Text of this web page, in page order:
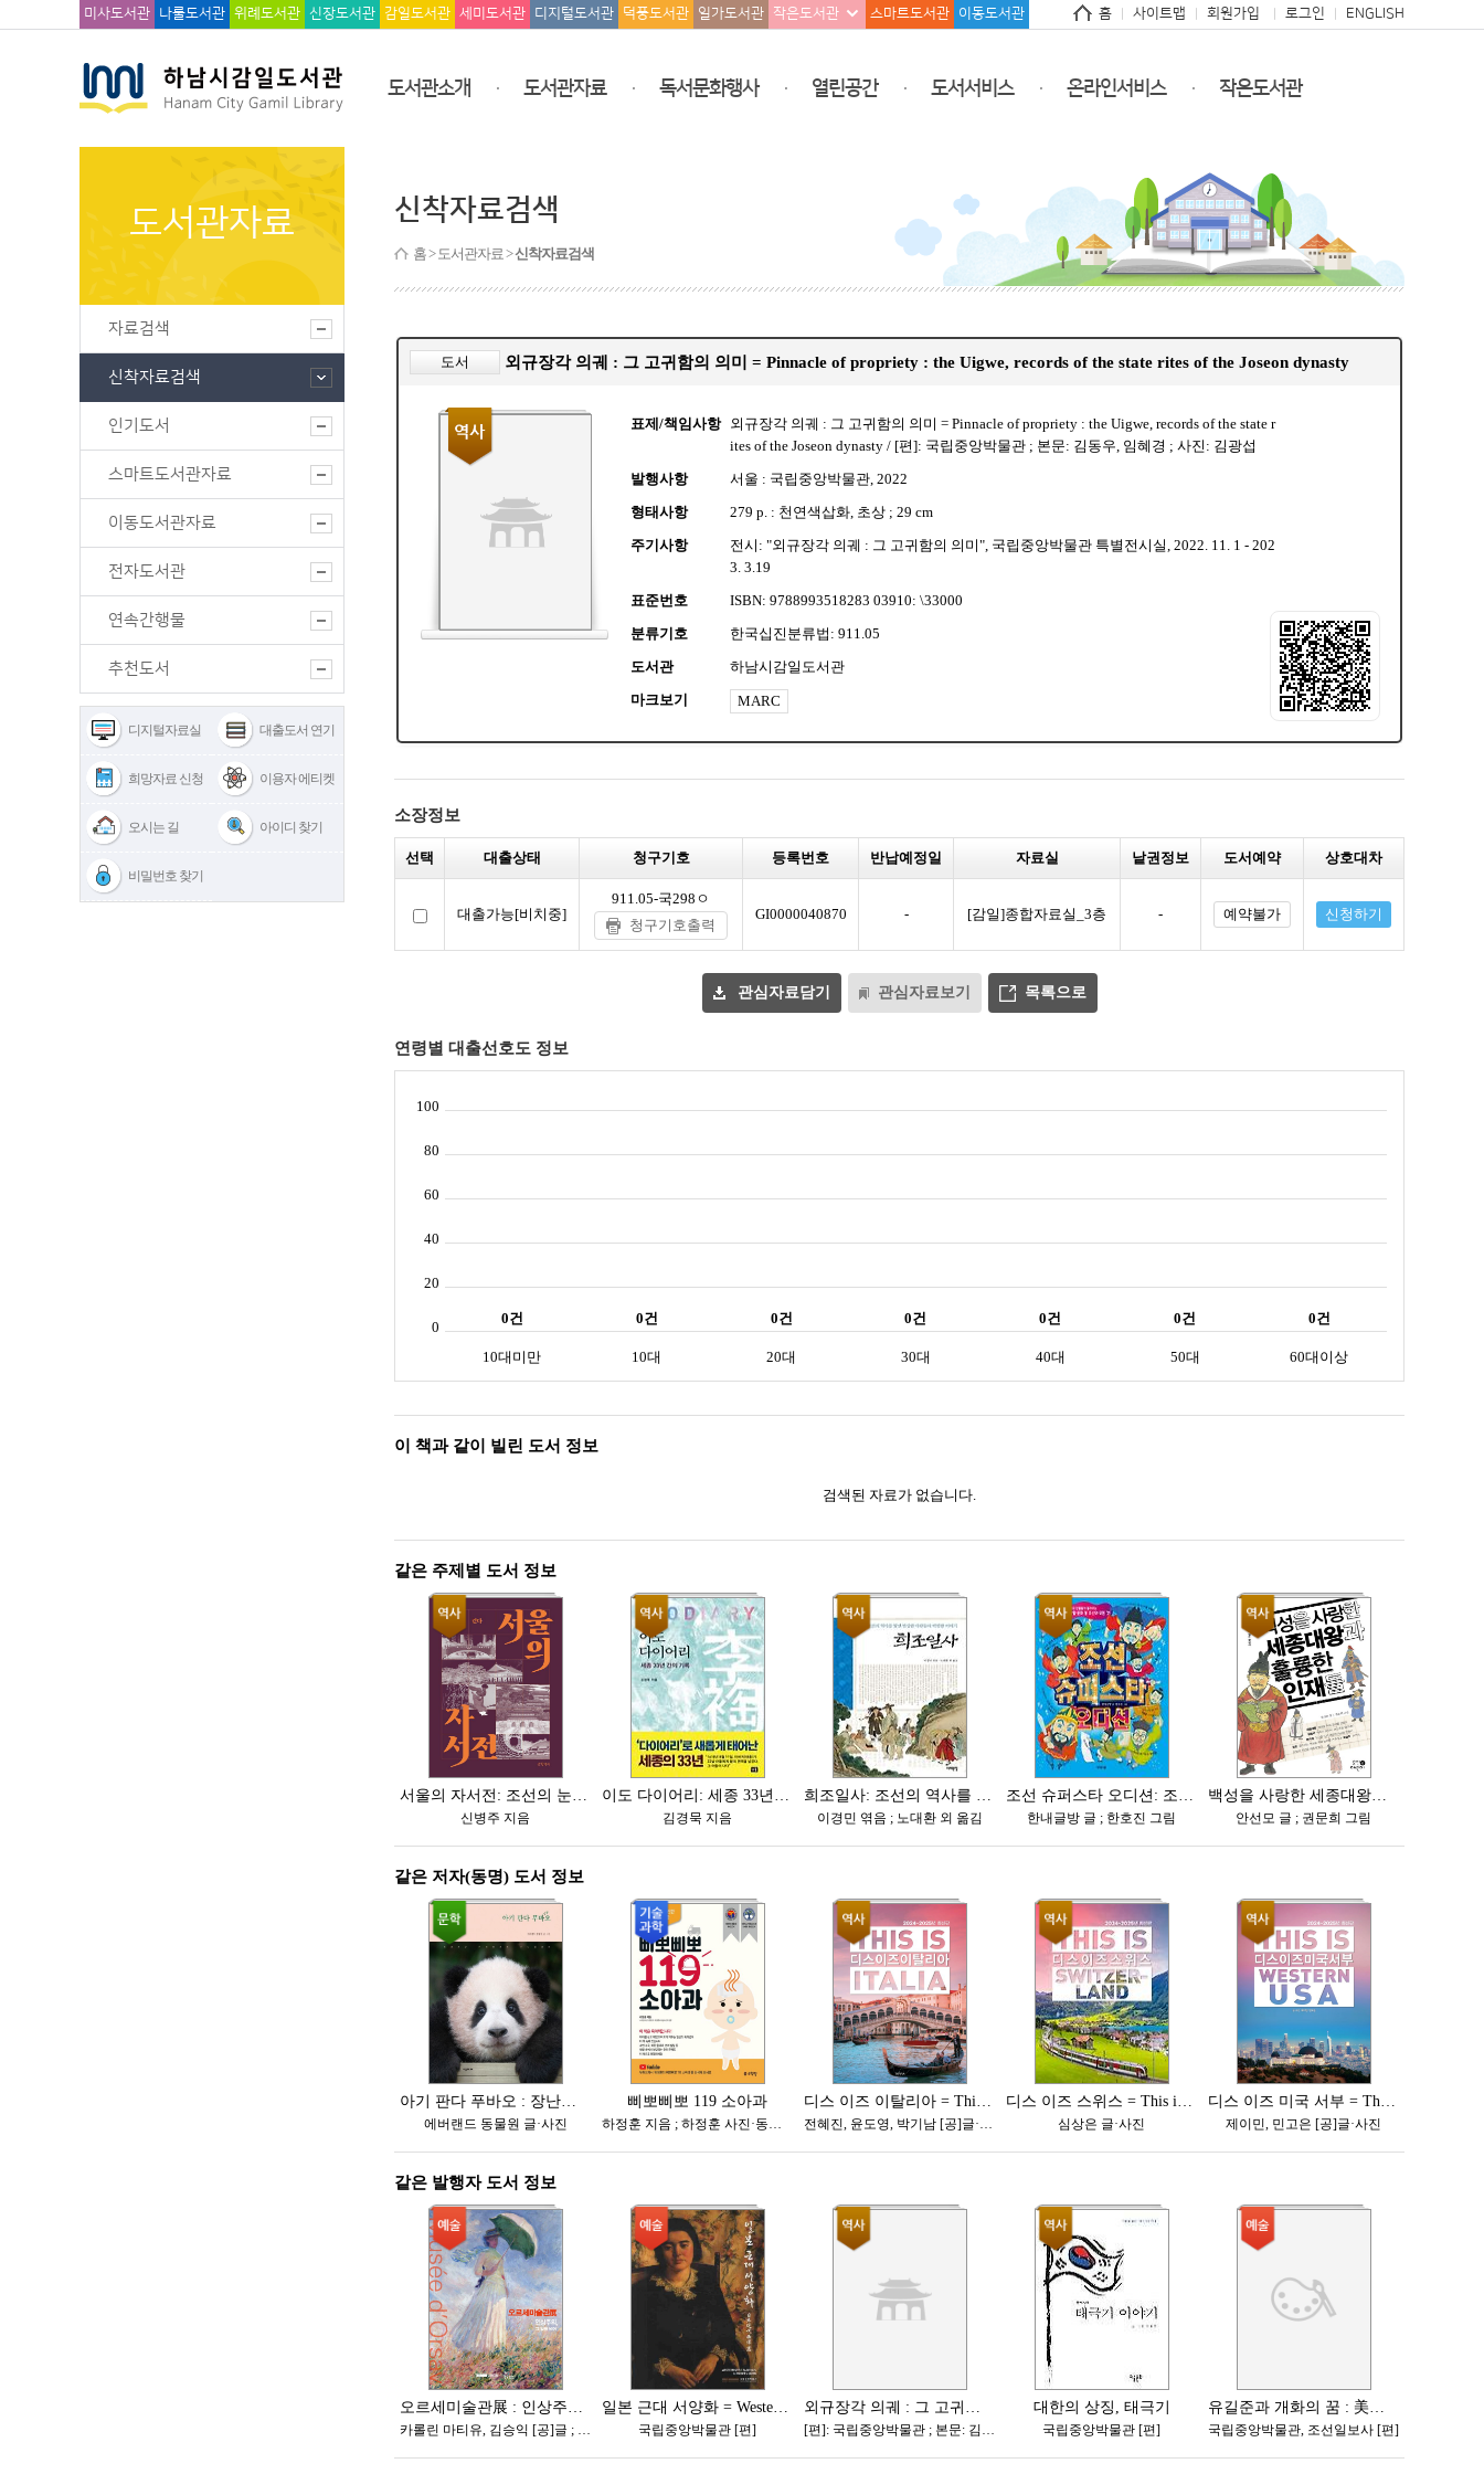
미사도서관 나룰도서관 위례도서관 신장도서관 감일도서관 세미도서관 디지털도서관 덕풍도서관 일가도서관 작은도서관 스마트도서관 이동도서관 홈 사이트맵 회원가입 로그인 ENGLISH
도서관소개 도서관자료 독서문화행사 열린공간 도서서비스 온라인서비스 작은도서관
도서관자료
자료검색
신착자료검색
인기도서
스마트도서관자료
이동도서관자료
전자도서관
연속간행물
추천도서
디지털자료실 대출도서 연기
희망자료 신청 이용자 에티켓
오시는 길 아이디 찾기
비밀번호 찾기
신착자료검색
홈> 도서관자료 >신착자료검색